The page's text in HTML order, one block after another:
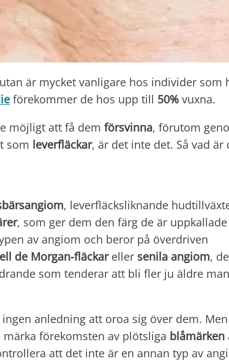
utan är mycket vanligare hos individer som
förekommer de hos upp till 50% vuxna.
möjligt att få dem försvinna, förutom
som leverfläckar, är det inte det. Så vad är
, leverfläcksliknande
, som ger dem den färg de är uppkallade
av angiom och beror på överdriven
de Morgan-fläckareller senila angiom,
som tenderar att bli fler ju äldre man
anledning att oroa sig över dem.
förekomsten av plötsliga blåmärken
att det inte är en annan typ av